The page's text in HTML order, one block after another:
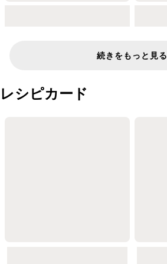
続きをもっと見る
レシピカード